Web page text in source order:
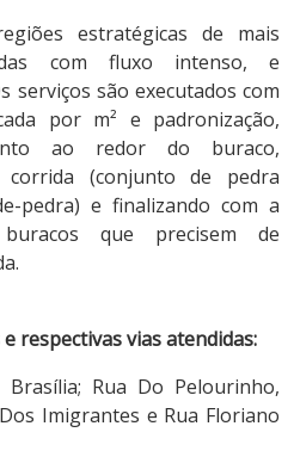
estratégicas de mais
com fluxo intenso, e
serviços são executados com
por m² e padronização,
ao redor do buraco,
corrida (conjunto de pedra
pedra) e finalizando com a
que precisem de
respectivas vias atendidas:
Brasília; Rua Do Pelourinho,
Imigrantes e Rua Floriano